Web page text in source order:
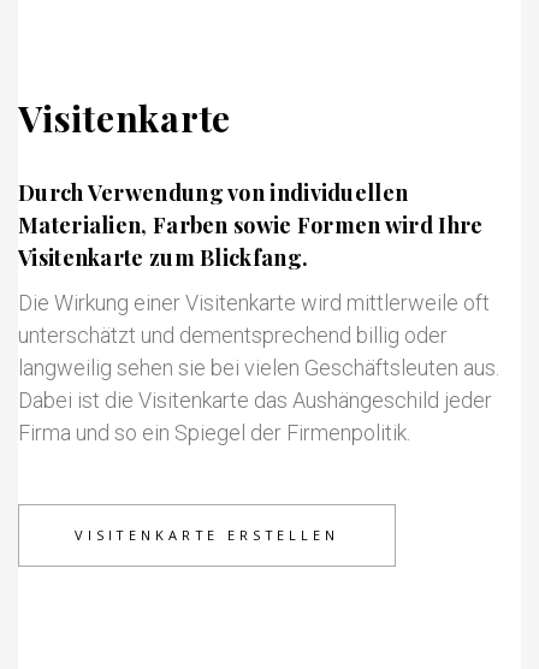
Visitenkarte
Durch Verwendung von individuellen
Materialien, Farben sowie Formen wird Ihre
Visitenkarte zum Blickfang.
Die Wirkung einer Visitenkarte wird mittlerweile oft
unterschätzt und dementsprechend billig oder
langweilig sehen sie bei vielen Geschäftsleuten aus.
Dabei ist die Visitenkarte das Aushängeschild jeder
Firma und so ein Spiegel der Firmenpolitik.
VISITENKARTE ERSTELLEN